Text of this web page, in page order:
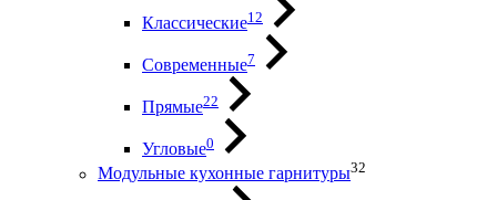
Классические12
Современные7
Прямые22
Угловые0
Модульные кухонные гарнитуры32